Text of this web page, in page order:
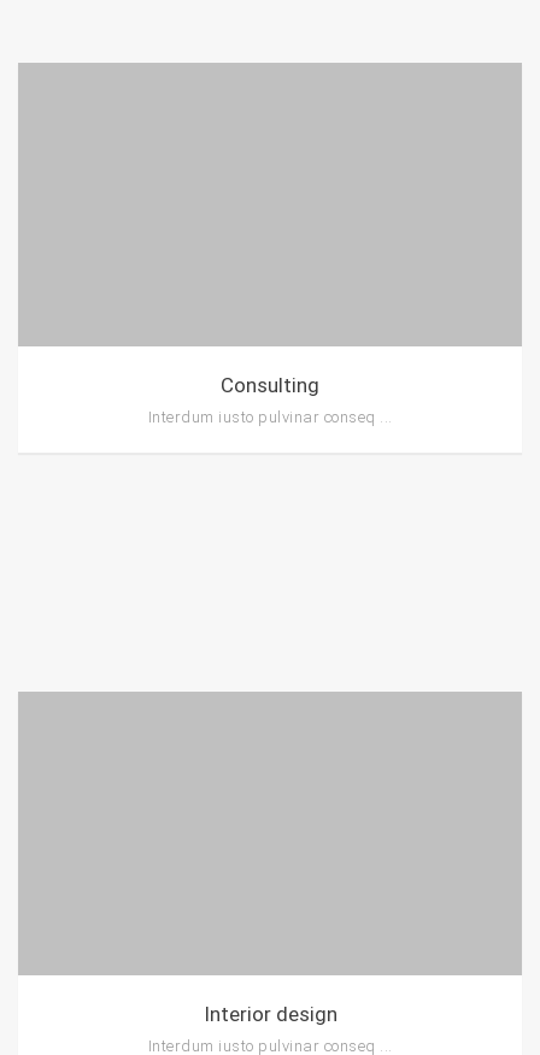
Consulting
Interdum iusto pulvinar conseq ...
Interior design
Interdum iusto pulvinar conseq ...